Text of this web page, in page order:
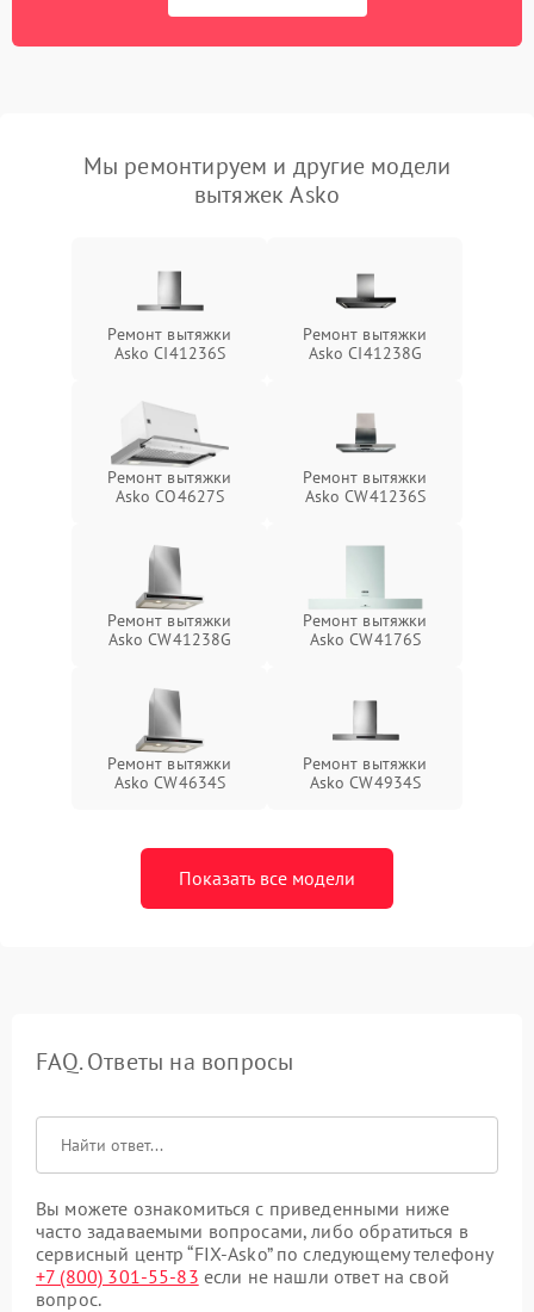
Мы ремонтируем и другие модели
вытяжек Asko
Ремонт вытяжки
Asko CI41236S
Ремонт вытяжки
Asko CI41238G
Ремонт вытяжки
Asko CO4627S
Ремонт вытяжки
Asko CW41236S
Ремонт вытяжки
Asko CW41238G
Ремонт вытяжки
Asko CW4176S
Ремонт вытяжки
Asko CW4634S
Ремонт вытяжки
Asko CW4934S
Показать все модели
FAQ. Ответы на вопросы
Вы можете ознакомиться с приведенными ниже
часто задаваемыми вопросами, либо обратиться в
сервисный центр “FIX-Asko” по следующему телефону
+7 (800) 301-55-83 если не нашли ответ на свой
вопрос.